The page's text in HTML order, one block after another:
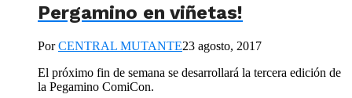
Pergamino en viñetas!
PorCENTRAL MUTANTE23 agosto, 2017
El próximo fin de semana se desarrollará la tercera edición de
la Pegamino ComiCon.